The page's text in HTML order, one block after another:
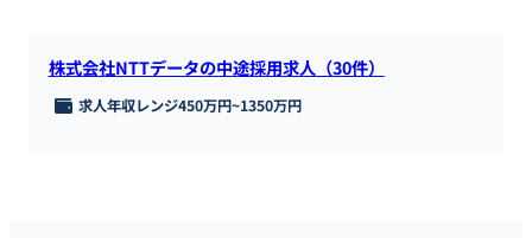
株式会社NTTデータの中途採用求人（30件）
求人年収レンジ450万円~1350万円